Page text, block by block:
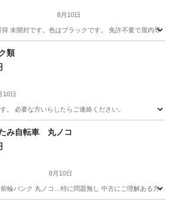
8月10日
得 未開封です。色はブラックです。 免許不要で屋内専
類
10日
。 必要な方いらしたらご連絡ください。
その他
み自転車 丸ノコ
8月10日
輪パンク 丸ノコ…特に問題無し 中古にご理解ある方の